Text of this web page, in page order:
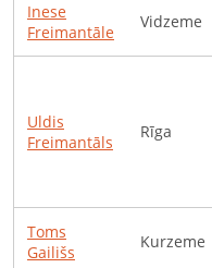
Inese
Freimantāle
Vidzeme
Uldis
Freimantāls
Rīga
Toms
Gailišs
Kurzeme